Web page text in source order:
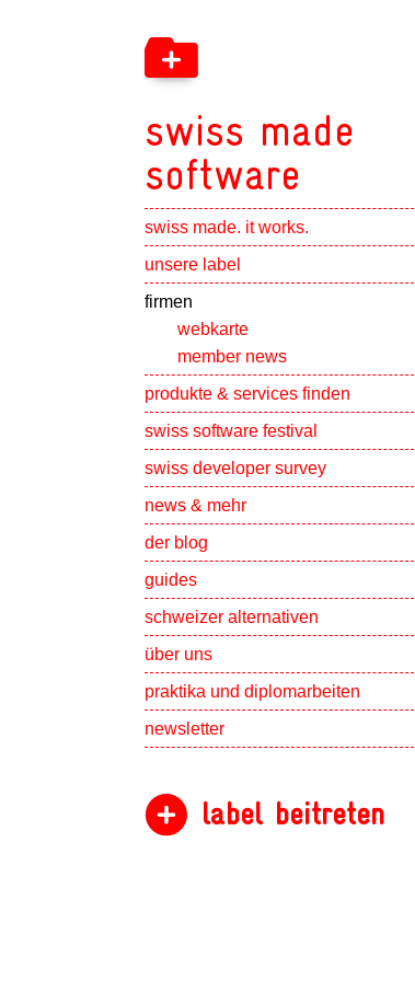
swiss made
software
swiss made. it works.
unsere label
firmen
webkarte
member news
produkte & services finden
swiss software festival
swiss developer survey
news & mehr
der blog
guides
schweizer alternativen
über uns
praktika und diplomarbeiten
newsletter
label beitreten